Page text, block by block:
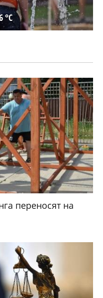
°C
переносят на